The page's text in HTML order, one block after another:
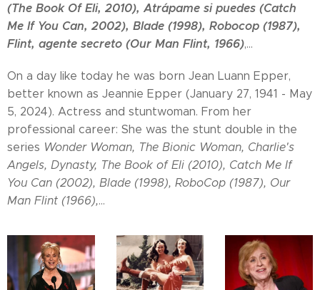
(The Book Of Eli, 2010), Atrápame si puedes (Catch
Me If You Can, 2002), Blade (1998), Robocop (1987),
Flint, agente secreto (Our Man Flint, 1966),...
On a day like today he was born Jean Luann Epper,
better known as Jeannie Epper (January 27, 1941 - May
5, 2024). Actress and stuntwoman. From her
professional career: She was the stunt double in the
series Wonder Woman, The Bionic Woman, Charlie's
Angels, Dynasty, The Book of Eli (2010), Catch Me If
You Can (2002), Blade (1998), RoboCop (1987), Our
Man Flint (1966),...